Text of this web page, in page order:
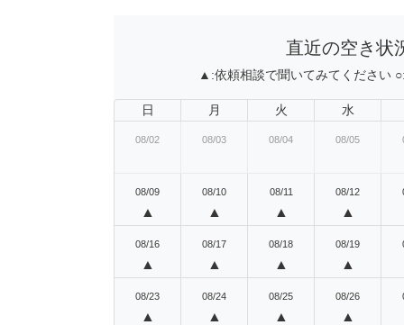
直近の空き状
▲:依頼相談で聞いてみてください ○:
日 月 火 水
08/02 08/03 08/04 08/05
08/09
▲
08/10
▲
08/11
▲
08/12
▲
08/16
▲
08/17
▲
08/18
▲
08/19
▲
08/23
▲
08/24
▲
08/25
▲
08/26
▲